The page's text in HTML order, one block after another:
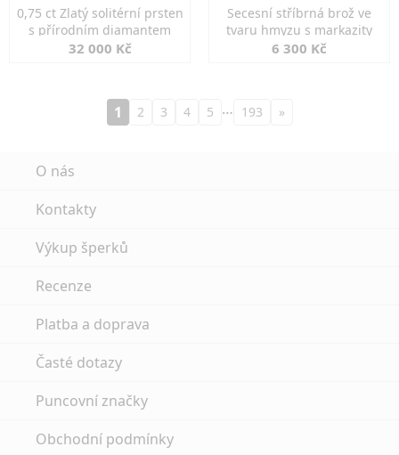
0,75 ct Zlatý solitérní prsten
s přírodním diamantem
32 000 Kč
Secesní stříbrná brož ve
tvaru hmyzu s markazity
6 300 Kč
1 2 3 4 5 … 193 »
O nás
Kontakty
Výkup šperků
Recenze
Platba a doprava
Časté dotazy
Puncovní značky
Obchodní podmínky